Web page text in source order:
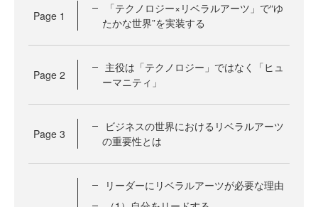
Page 1
「テクノロジー×リベラルアーツ」で“ゆ
たかな世界”を実装する
Page 2
主役は「テクノロジー」ではなく「ヒュ
ーマニティ」
Page 3
ビジネスの世界におけるリベラルアーツ
の重要性とは
リーダーにリベラルアーツが必要な理由